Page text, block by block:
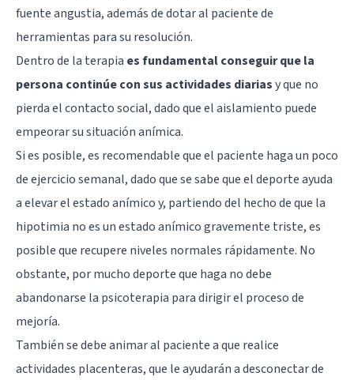
fuente angustia, además de dotar al paciente de
herramientas para su resolución.
Dentro de la terapia es fundamental conseguir que la
persona continúe con sus actividades diariasy que no
pierda el contacto social, dado que el aislamiento puede
empeorar su situación anímica.
Si es posible, es recomendable que el paciente haga un poco
de ejercicio semanal, dado que se sabe que el deporte ayuda
a elevar el estado anímico y, partiendo del hecho de que la
hipotimia no es un estado anímico gravemente triste, es
posible que recupere niveles normales rápidamente. No
obstante, por mucho deporte que haga no debe
abandonarse la psicoterapia para dirigir el proceso de
mejoría.
También se debe animar al paciente a que realice
actividades placenteras, que le ayudarán a desconectar de